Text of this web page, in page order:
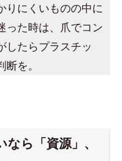
りにくいものの中に
った時は、爪でコン
したらプラスチッ
を。
ら「資源」、